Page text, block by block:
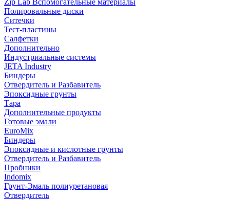
Zip Lab Вспомогательные материалы
Полировальные диски
Ситечки
Тест-пластины
Салфетки
Дополнительно
Индустриальные системы
JETA Industry
Биндеры
Отвердитель и Разбавитель
Эпоксидные грунты
Тара
Дополнительные продукты
Готовые эмали
EuroMix
Биндеры
Эпоксидные и кислотные грунты
Отвердитель и Разбавитель
Пробники
Indomix
Грунт-Эмаль полиуретановая
Отвердитель